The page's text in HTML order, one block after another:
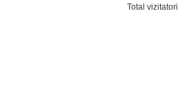
Total vizitatori